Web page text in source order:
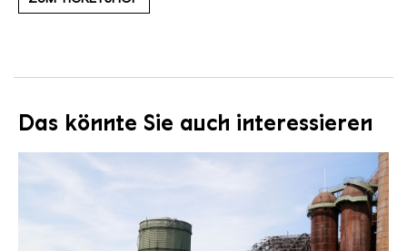
Das könnte Sie auch interessieren